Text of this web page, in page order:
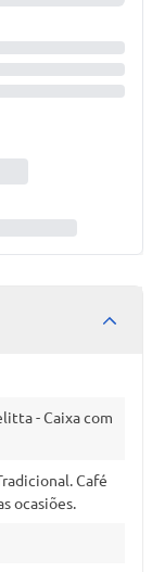
- Caixa com
Café
ocasiões.